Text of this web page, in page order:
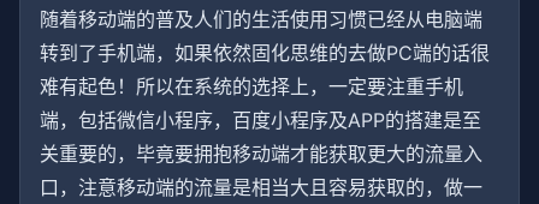
随着移动端的普及人们的生活使用习惯已经从电脑端
转到了手机端，如果依然固化思维的去做PC端的话很
难有起色！所以在系统的选择上，一定要注重手机
端，包括微信小程序，百度小程序及APP的搭建是至
关重要的，毕竟要拥抱移动端才能获取更大的流量入
口，注意移动端的流量是相当大且容易获取的，做一